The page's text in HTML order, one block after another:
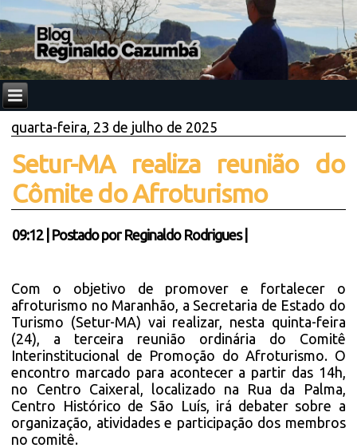
quarta-feira, 23 de julho de 2025
Setur-MA realiza reunião do
Cômite do Afroturismo
09:12| Postado por Reginaldo Rodrigues
Com o objetivo de promover e fortalecer o
afroturismo no Maranhão, a Secretaria de Estado do
Turismo (Setur-MA) vai realizar, nesta quinta-feira
(24), a terceira reunião ordinária do Comitê
Interinstitucional de Promoção do Afroturismo. O
encontro marcado para acontecer a partir das 14h,
no Centro Caixeral, localizado na Rua da Palma,
Centro Histórico de São Luís, irá debater sobre a
organização, atividades e participação dos membros
no comitê.